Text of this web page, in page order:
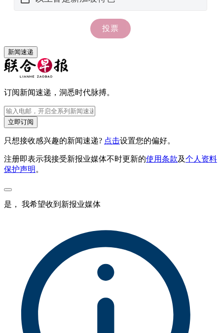
新闻速递
订阅新闻速递，洞悉时代脉搏。
立即订阅
只想接收感兴趣的新闻速递? 点击设置您的偏好。
注册即表示我接受新报业媒体不时更新的使用条款及个人资料
保护声明。
是， 我希望收到新报业媒体